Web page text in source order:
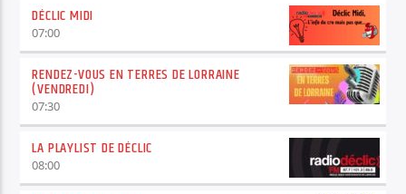
DÉCLIC MIDI
07:00
RENDEZ-VOUS EN TERRES DE LORRAINE
(VENDREDI)
07:30
LA PLAYLIST DE DÉCLIC
08:00